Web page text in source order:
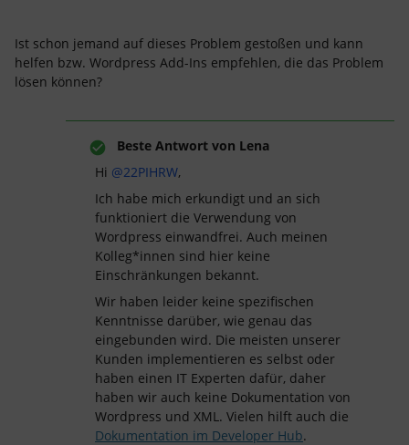
Ist schon jemand auf dieses Problem gestoßen und kann
helfen bzw. Wordpress Add-Ins empfehlen, die das Problem
lösen können?
Beste Antwort von Lena
Hi @22PIHRW,
Ich habe mich erkundigt und an sich
funktioniert die Verwendung von
Wordpress einwandfrei. Auch meinen
Kolleg*innen sind hier keine
Einschränkungen bekannt.
Wir haben leider keine spezifischen
Kenntnisse darüber, wie genau das
eingebunden wird. Die meisten unserer
Kunden implementieren es selbst oder
haben einen IT Experten dafür, daher
haben wir auch keine Dokumentation von
Wordpress und XML. Vielen hilft auch die
Dokumentation im Developer Hub.